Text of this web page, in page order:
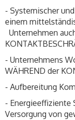
- Systemischer
einem
Unternehmen
- Unternehmens
WÄHREND der
- Aufbereitung
-
Versorgung von